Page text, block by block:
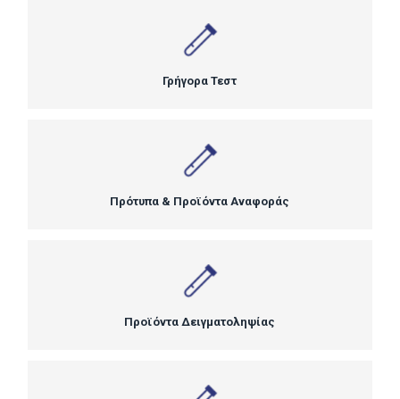
Γρήγορα Τεστ
Πρότυπα & Προϊόντα Αναφοράς
Προϊόντα Δειγματοληψίας